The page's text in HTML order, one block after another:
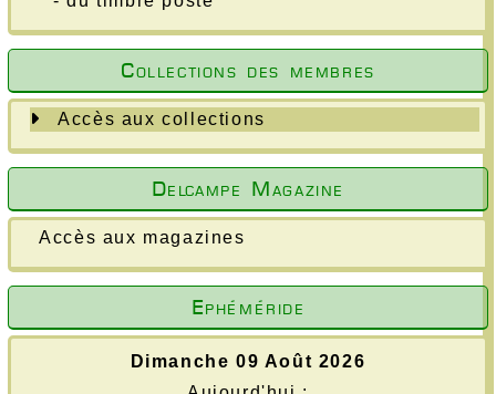
Collections des membres
Accès aux collections
Delcampe Magazine
Accès aux magazines
Ephéméride
Dimanche 09 Août 2026